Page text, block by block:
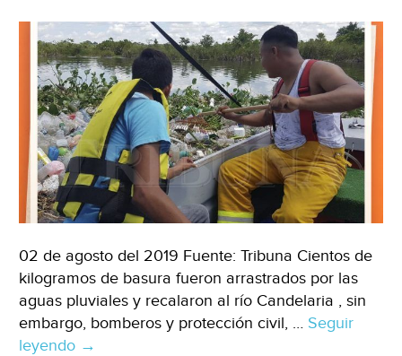
02 de agosto del 2019 Fuente: Tribuna Cientos de
kilogramos de basura fueron arrastrados por las
aguas pluviales y recalaron al río Candelaria , sin
embargo, bomberos y protección civil, … Seguir
leyendo Campeche:
→